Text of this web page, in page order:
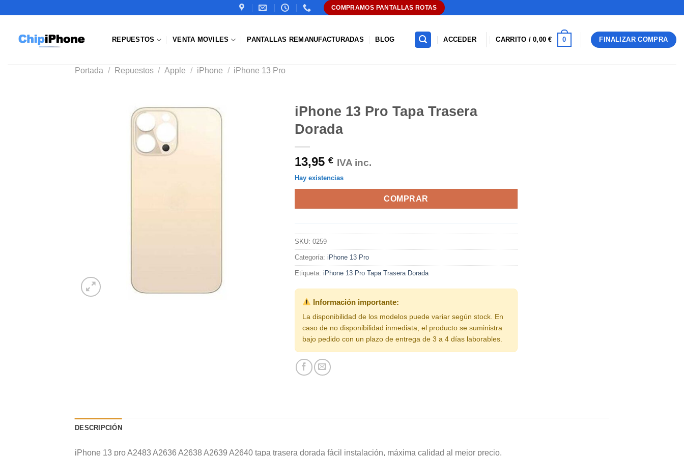
COMPRAMOS PANTALLAS ROTAS
REPUESTOS VENTA MOVILES PANTALLAS REMANUFACTURADAS BLOG ACCEDER CARRITO /0,00€ 0 FINALIZAR COMPRA
Portada / Repuestos / Apple / iPhone / iPhone 13 Pro
iPhone 13 Pro Tapa Trasera
Dorada
13,95 € IVA inc.
Hay existencias
COMPRAR
SKU: 0259
Categoría: iPhone 13 Pro
Etiqueta: iPhone 13 Pro Tapa Trasera Dorada
Información importante:
La disponibilidad de los modelos puede variar según stock. En
caso de no disponibilidad inmediata, el producto se suministra
bajo pedido con un plazo de entrega de 3 a 4 días laborables.
DESCRIPCIÓN
iPhone 13 pro A2483 A2636 A2638 A2639 A2640 tapa trasera dorada fácil instalación, máxima calidad al mejor precio.